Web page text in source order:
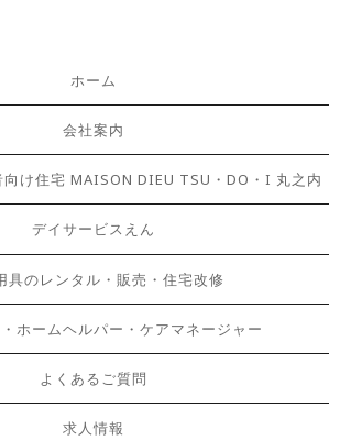
ホーム
会社案内
け住宅 MAISON DIEU TSU・DO・I 丸之内
デイサービスえん
具のレンタル・販売・住宅改修
ホームヘルパー・ケアマネージャー
よくあるご質問
求人情報